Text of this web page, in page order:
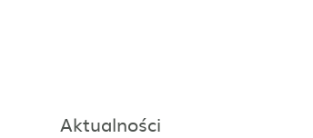
Aktualności